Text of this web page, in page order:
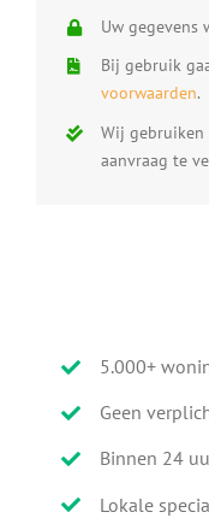
Uw gegevens
Bij gebruik
voorwaarden.
Wij
aanvraag te
5.000+
Geen
Binnen 24
Lokale